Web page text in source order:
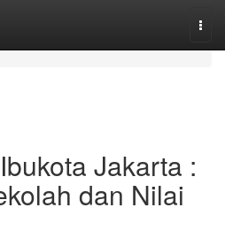
Jakarta :
dan Nilai